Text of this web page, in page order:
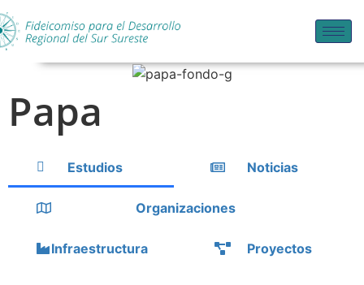
Papa
Estudios Noticias
Organizaciones
Infraestructura Proyectos